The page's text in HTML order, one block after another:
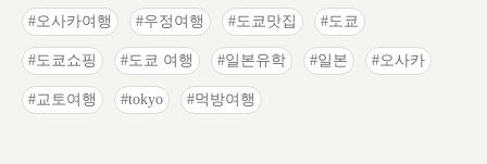
오사카여행 우정여행 도쿄맛집 도쿄
도쿄쇼핑 도쿄 여행 일본유학 일본 오사카
교토여행 tokyo 먹방여행